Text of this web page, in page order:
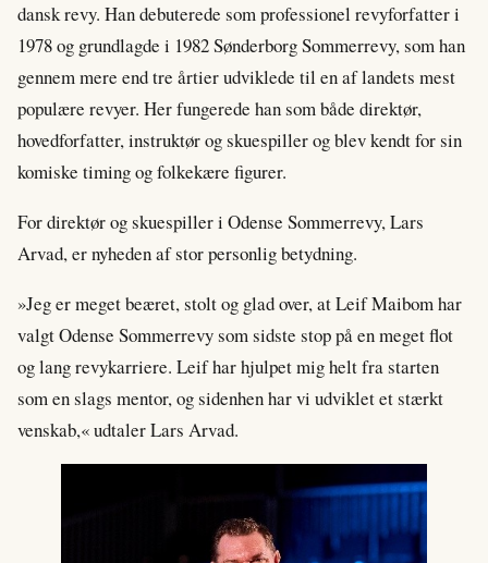
dansk revy. Han debuterede som professionel revyforfatter i
1978 og grundlagde i 1982 Sønderborg Sommerrevy, som han
gennem mere end tre årtier udviklede til en af landets mest
populære revyer. Her fungerede han som både direktør,
hovedforfatter, instruktør og skuespiller og blev kendt for sin
komiske timing og folkekære figurer.
For direktør og skuespiller i Odense Sommerrevy, Lars
Arvad, er nyheden af stor personlig betydning.
»Jeg er meget beæret, stolt og glad over, at Leif Maibom har
valgt Odense Sommerrevy som sidste stop på en meget flot
og lang revykarriere. Leif har hjulpet mig helt fra starten
som en slags mentor, og sidenhen har vi udviklet et stærkt
venskab,« udtaler Lars Arvad.